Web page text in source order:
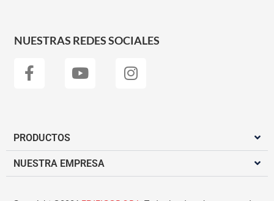
NUESTRAS REDES SOCIALES
PRODUCTOS
NUESTRA EMPRESA